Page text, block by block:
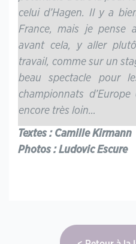
celui d’Hagen. Il y a
France, mais je pense
avant cela, y aller
travail, comme sur un
beau spectacle pour
championnats
encore très loin…
Textes : Camille Kirmann
Photos : Ludovic Escure